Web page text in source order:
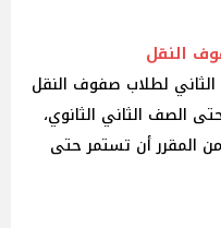
النقل
الثاني لطلاب صفوف النقل
الصف الثاني الثانوي،
24 مايو، ومن المقرر أن تستمر حتى